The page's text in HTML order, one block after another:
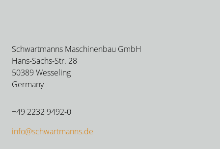
Schwartmanns Maschinenbau GmbH
Hans-Sachs-Str. 28
50389 Wesseling
Germany
+49 2232 9492-0
info@schwartmanns.de